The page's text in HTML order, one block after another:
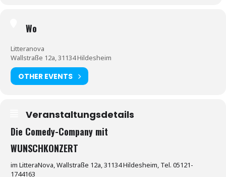
Wo
Litteranova
Wallstraße 12a, 31134 Hildesheim
OTHER EVENTS
Veranstaltungsdetails
Die Comedy-Company mit
WUNSCHKONZERT
im LitteraNova, Wallstraße 12a, 31134 Hildesheim, Tel. 05121-
1744163